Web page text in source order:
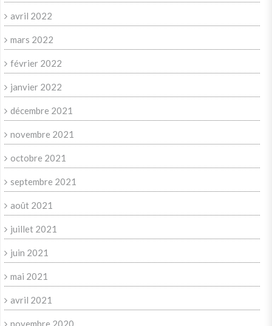
avril 2022
mars 2022
février 2022
janvier 2022
décembre 2021
novembre 2021
octobre 2021
septembre 2021
août 2021
juillet 2021
juin 2021
mai 2021
avril 2021
novembre 2020